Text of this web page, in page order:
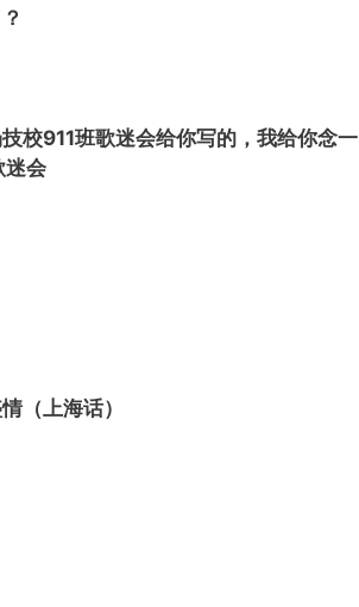
校911班歌迷会给你写的，我给你念一
迷会
（上海话）